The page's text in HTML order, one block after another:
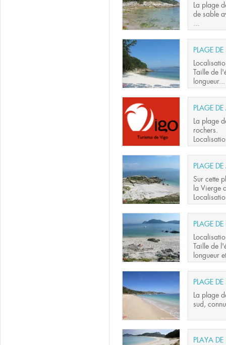
La plage
de sable
...
PLAGE
Taille de
longueur...
PLAGE
La plage
rochers.
PLAGE
Sur cette
la Vierge
PLAGE
Taille de
longueur
PLAGE
La plage
sud,
PLAYA